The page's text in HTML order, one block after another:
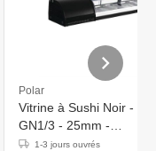
Polar
Vitrine à Sushi Noir -
GN1/3 - 25mm -
1800x390x290(h)mm
1-3 jours ouvrés